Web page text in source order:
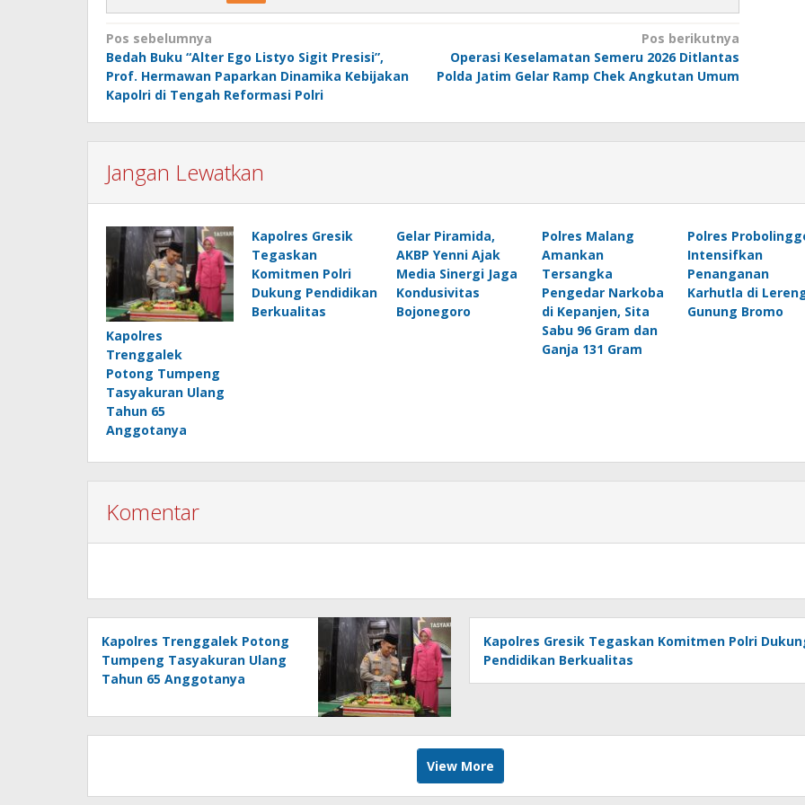
Navigasi
pos
Pos sebelumnya
Bedah Buku “Alter Ego Listyo Sigit Presisi”,
Prof. Hermawan Paparkan Dinamika Kebijakan
Kapolri di Tengah Reformasi Polri
Pos berikutnya
Operasi Keselamatan Semeru 2026 Ditlantas
Polda Jatim Gelar Ramp Chek Angkutan Umum
Jangan Lewatkan
Kapolres
Trenggalek
Potong Tumpeng
Tasyakuran Ulang
Tahun 65
Anggotanya
Kapolres Gresik
Tegaskan
Komitmen Polri
Dukung Pendidikan
Berkualitas
Gelar Piramida,
AKBP Yenni Ajak
Media Sinergi Jaga
Kondusivitas
Bojonegoro
Polres Malang
Amankan
Tersangka
Pengedar Narkoba
di Kepanjen, Sita
Sabu 96 Gram dan
Ganja 131 Gram
Polres
Intensifkan
Penanganan
Karhutla di
Gunung Bromo
Komentar
Kapolres Trenggalek Potong
Tumpeng Tasyakuran Ulang
Tahun 65 Anggotanya
Kapolres Gresik Tegaskan Komitmen Polri
Pendidikan Berkualitas
View More